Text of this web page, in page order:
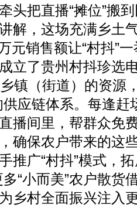
头把直播“摊位”搬
解，这场充满乡土
元销售额让“村抖”
立了贵州村抖珍选
镇（街道）的资源
应链体系。每逢赶
播间里，帮群众免
确保农户带来的这
推广“村抖”模式，
“小而美”农户散货
乡村全面振兴注入